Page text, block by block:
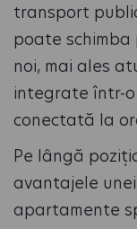
transport
poate
noi, mai ales
integrate într-
conectată la
Pe lângă
avantajele
apartamente